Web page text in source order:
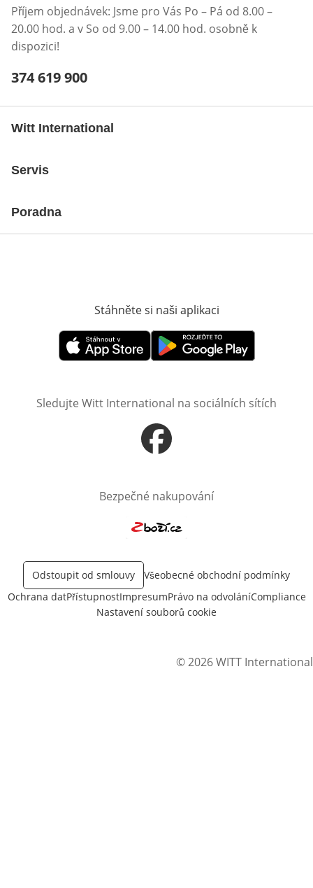
Příjem objednávek: Jsme pro Vás Po – Pá od 8.00 –
20.00 hod. a v So od 9.00 – 14.00 hod. osobně k
dispozici!
Telefonní číslo:
374 619 900
Witt International
Servis
Poradna
Stáhněte si naši aplikaci
Otevře v novém okněOtevře v novém okně
Sledujte Witt International na sociálních sítích
Otevře v novém okně
Bezpečné nakupování
Odstoupit od smlouvy
Všeobecné obchodní podmínky
Ochrana datPřístupnostImpresumPrávo na odvoláníCompliance
Nastavení souborů cookie
© 2026 WITT International